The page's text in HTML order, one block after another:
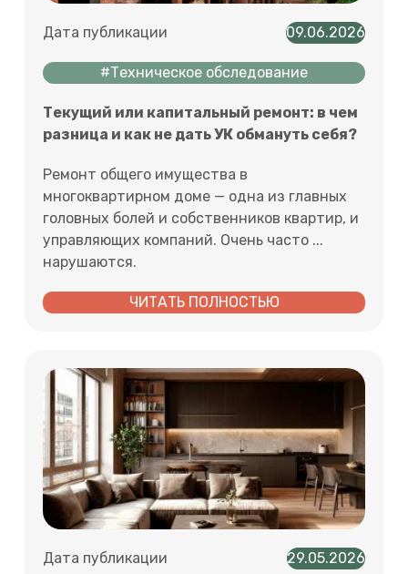
Дата публикации 09.06.2026
#Техническое обследование
Текущий или капитальный ремонт: в чем
разница и как не дать УК обмануть себя?
Ремонт общего имущества в
многоквартирном доме — одна из главных
головных болей и собственников квартир, и
управляющих компаний. Очень часто ...
нарушаются.
ЧИТАТЬ ПОЛНОСТЬЮ
Дата публикации 29.05.2026